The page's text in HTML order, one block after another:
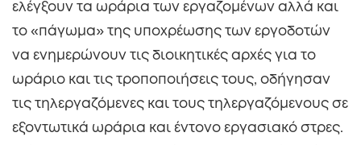
ελέγξουν τα ωράρια των εργαζομένων αλλά και
το «πάγωμα» της υποχρέωσης των εργοδοτών
να ενημερώνουν τις διοικητικές αρχές για το
ωράριο και τις τροποποιήσεις τους, οδήγησαν
τις τηλεργαζόμενες και τους τηλεργαζόμενους σε
εξοντωτικά ωράρια και έντονο εργασιακό στρες.